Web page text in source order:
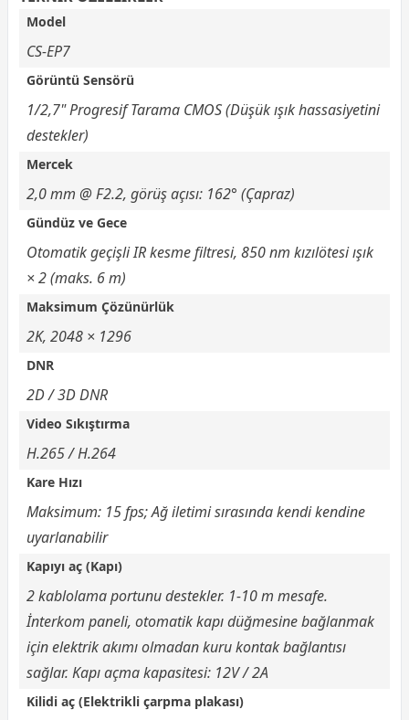
Model
CS-EP7
Görüntü Sensörü
1/2,7" Progresif Tarama CMOS (Düşük ışık hassasiyetini
destekler)
Mercek
2,0 mm @ F2.2, görüş açısı: 162° (Çapraz)
Gündüz ve Gece
Otomatik geçişli IR kesme filtresi, 850 nm kızılötesi ışık
× 2 (maks. 6 m)
Maksimum Çözünürlük
2K, 2048 × 1296
DNR
2D / 3D DNR
Video Sıkıştırma
H.265 / H.264
Kare Hızı
Maksimum: 15 fps; Ağ iletimi sırasında kendi kendine
uyarlanabilir
Kapıyı aç (Kapı)
2 kablolama portunu destekler. 1-10 m mesafe.
İnterkom paneli, otomatik kapı düğmesine bağlanmak
için elektrik akımı olmadan kuru kontak bağlantısı
sağlar. Kapı açma kapasitesi: 12V / 2A
Kilidi aç (Elektrikli çarpma plakası)